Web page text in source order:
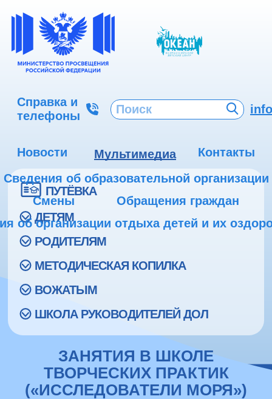
Справка и
телефоны
Новости Мультимедиа
Контакты
Сведения об образовательной организации
Смены
Обращения граждан
об организации отдыха детей и их
ПУТЁВКА
ДЕТЯМ
РОДИТЕЛЯМ
МЕТОДИЧЕСКАЯ КОПИЛКА
ВОЖАТЫМ
ШКОЛА РУКОВОДИТЕЛЕЙ ДОЛ
ЗАНЯТИЯ В ШКОЛЕ
ТВОРЧЕСКИХ ПРАКТИК
(«ИССЛЕДОВАТЕЛИ МОРЯ»)